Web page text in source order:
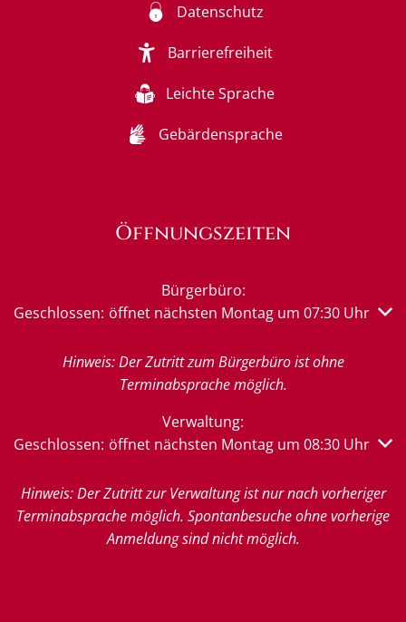
Datenschutz
Barrierefreiheit
Leichte Sprache
Gebärdensprache
Öffnungszeiten
Bürgerbüro:
Klicken, um weitere Öffnungs- oder Schließzeiten
Geschlossen: öffnet nächsten Montag um 07:30 Uhr
Hinweis: Der Zutritt zum Bürgerbüro ist ohne
Terminabsprache möglich.
Verwaltung:
Klicken, um weitere Öffnungs- oder Schließzeiten
Geschlossen: öffnet nächsten Montag um 08:30 Uhr
Hinweis: Der Zutritt zur Verwaltung ist nur nach vorheriger
Terminabsprache möglich. Spontanbesuche ohne vorherige
Anmeldung sind nicht möglich.